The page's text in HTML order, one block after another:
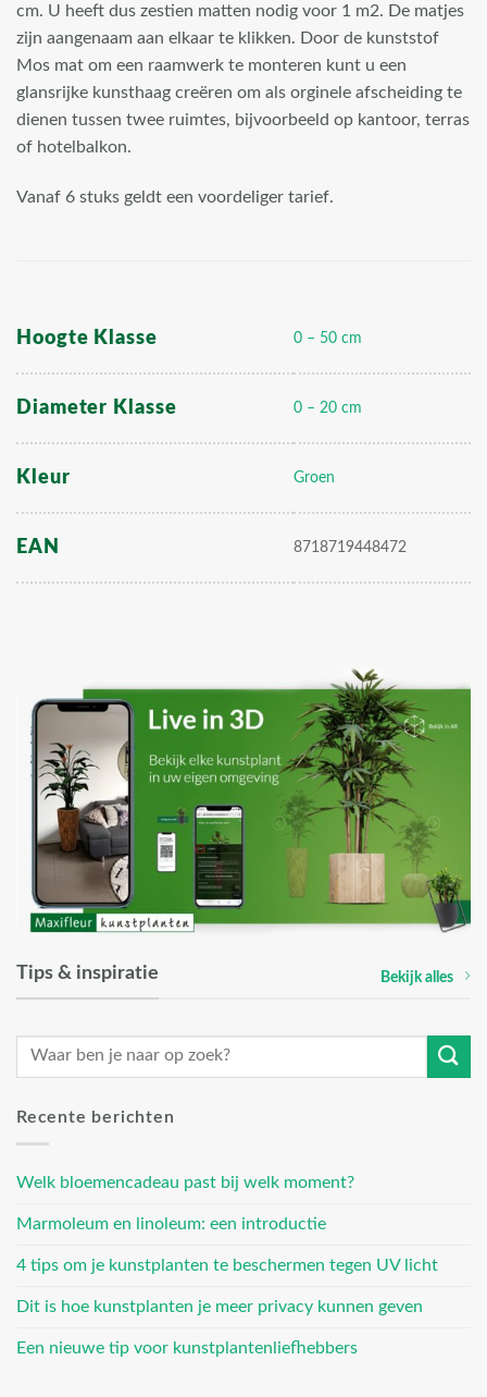
cm. U heeft dus zestien matten nodig voor 1 m2. De matjes
zijn aangenaam aan elkaar te klikken. Door de kunststof
Mos mat om een raamwerk te monteren kunt u een
glansrijke kunsthaag creëren om als orginele afscheiding te
dienen tussen twee ruimtes, bijvoorbeeld op kantoor, terras
of hotelbalkon.
Vanaf 6 stuks geldt een voordeliger tarief.
Hoogte Klasse 0 – 50 cm
Diameter Klasse 0 – 20 cm
Kleur Groen
EAN 8718719448472
Tips & inspiratie Bekijk alles
Recente berichten
Welk bloemencadeau past bij welk moment?
Marmoleum en linoleum: een introductie
4 tips om je kunstplanten te beschermen tegen UV licht
Dit is hoe kunstplanten je meer privacy kunnen geven
Een nieuwe tip voor kunstplantenliefhebbers